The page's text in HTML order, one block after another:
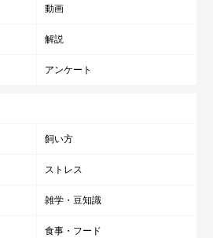
動画
解説
アンケート
飼い方
ストレス
雑学・豆知識
食事・フード